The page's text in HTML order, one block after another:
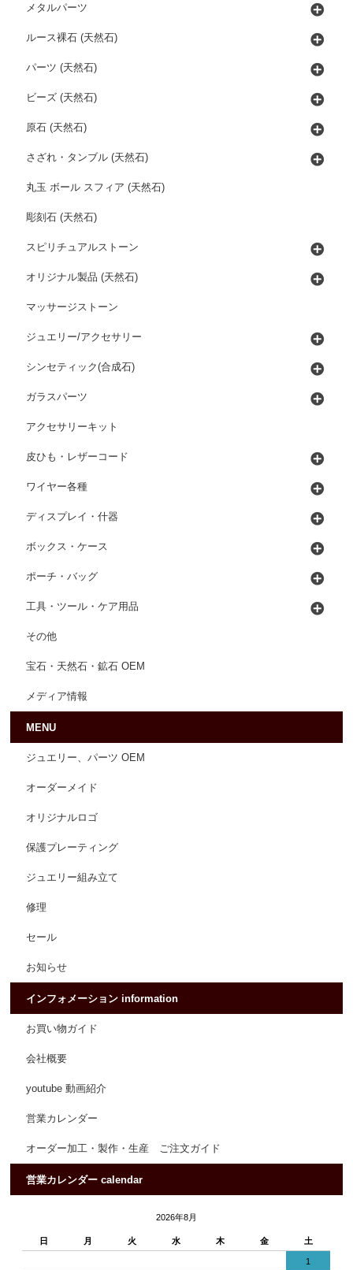
メタルパーツ
ルース裸石 (天然石)
パーツ (天然石)
ビーズ (天然石)
原石 (天然石)
さざれ・タンブル (天然石)
丸玉 ボール スフィア (天然石)
彫刻石 (天然石)
スピリチュアルストーン
オリジナル製品 (天然石)
マッサージストーン
ジュエリー/アクセサリー
シンセティック(合成石)
ガラスパーツ
アクセサリーキット
皮ひも・レザーコード
ワイヤー各種
ディスプレイ・什器
ボックス・ケース
ポーチ・バッグ
工具・ツール・ケア用品
その他
宝石・天然石・鉱石 OEM
メディア情報
MENU
ジュエリー、パーツ OEM
オーダーメイド
オリジナルロゴ
保護プレーティング
ジュエリー組み立て
修理
セール
お知らせ
インフォメーション information
お買い物ガイド
会社概要
youtube 動画紹介
営業カレンダー
オーダー加工・製作・生産 ご注文ガイド
営業カレンダー calendar
2026年8月
日 月 火 水 木 金 土
1